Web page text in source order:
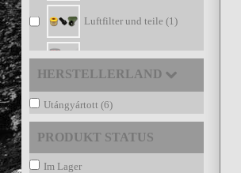
Luftfilter und teile (1)
Top Angebot (5)
HERSTELLERLAND
Utángyártott (6)
PRODUKT STATUS
Im Lager